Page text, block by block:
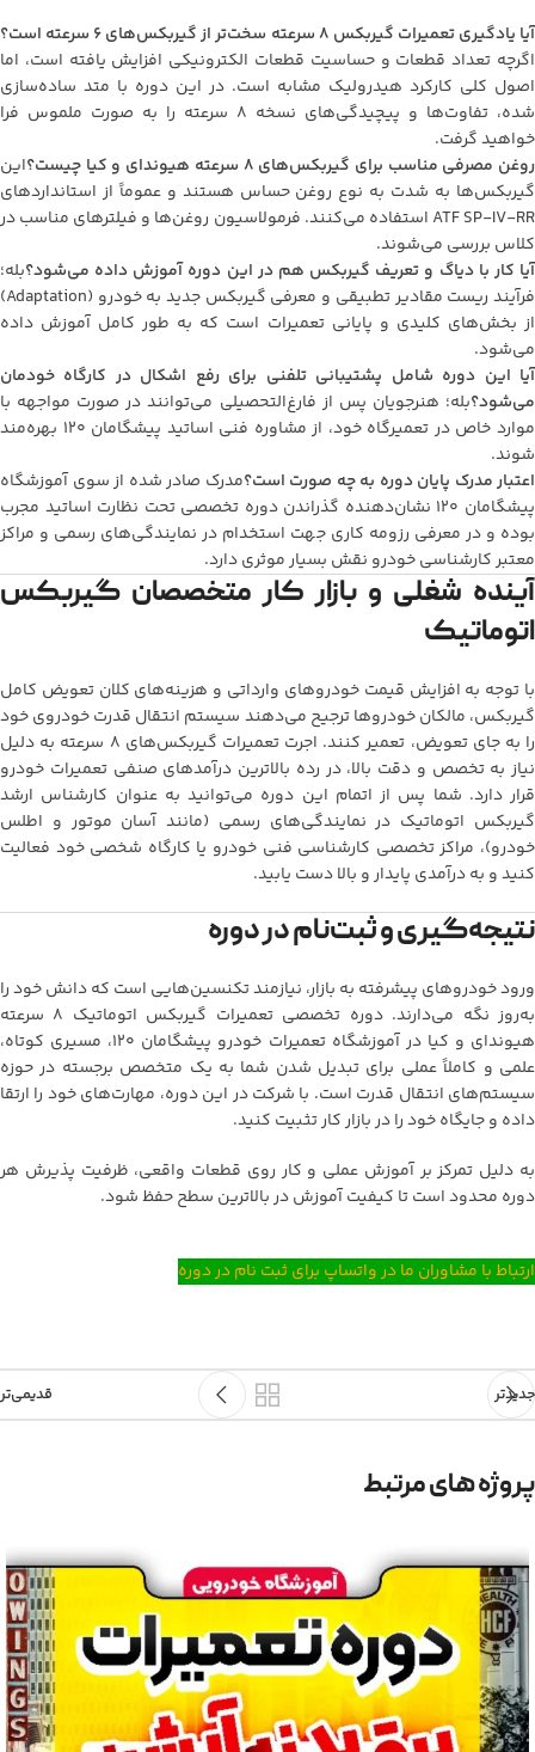
آیا یادگیری تعمیرات گیربکس ۸ سرعته سخت‌تر از گیربکس‌های ۶ سرعته است؟
اگرچه تعداد قطعات و حساسیت قطعات الکترونیکی افزایش یافته است، اما
اصول کلی کارکرد هیدرولیک مشابه است. در این دوره با متد ساده‌سازی
شده، تفاوت‌ها و پیچیدگی‌های نسخه ۸ سرعته را به صورت ملموس فرا
خواهید گرفت.
روغن مصرفی مناسب برای گیربکس‌های ۸ سرعته هیوندای و کیا چیست؟
این
گیربکس‌ها به شدت به نوع روغن حساس هستند و عموماً از استانداردهای
ATF SP-IV-RR استفاده می‌کنند. فرمولاسیون روغن‌ها و فیلترهای مناسب در
کلاس بررسی می‌شوند.
آیا کار با دیاگ و تعریف گیربکس هم در این دوره آموزش داده می‌شود؟بله؛
فرآیند ریست مقادیر تطبیقی و معرفی گیربکس جدید به خودرو (Adaptation)
از بخش‌های کلیدی و پایانی تعمیرات است که به طور کامل آموزش داده
می‌شود.
آیا این دوره شامل پشتیبانی تلفنی برای رفع اشکال در کارگاه خودمان
می‌شود؟بله؛ هنرجویان پس از فارغ‌التحصیلی می‌توانند در صورت مواجهه با
موارد خاص در تعمیرگاه خود، از مشاوره فنی اساتید پیشگامان ۱۲۰ بهره‌مند
شوند.
اعتبار مدرک پایان دوره به چه صورت است؟مدرک صادر شده از سوی آموزشگاه
پیشگامان ۱۲۰ نشان‌دهنده گذراندن دوره تخصصی تحت نظارت اساتید مجرب
بوده و در معرفی رزومه کاری جهت استخدام در نمایندگی‌های رسمی و مراکز
معتبر کارشناسی خودرو نقش بسیار موثری دارد.
آینده شغلی و بازار کار متخصصان گیربکس
اتوماتیک
با توجه به افزایش قیمت خودروهای وارداتی و هزینه‌های کلان تعویض کامل
گیربکس، مالکان خودروها ترجیح می‌دهند سیستم انتقال قدرت خودروی خود
را به جای تعویض، تعمیر کنند. اجرت تعمیرات گیربکس‌های ۸ سرعته به دلیل
نیاز به تخصص و دقت بالا، در رده بالاترین درآمدهای صنفی تعمیرات خودرو
قرار دارد. شما پس از اتمام این دوره می‌توانید به عنوان کارشناس ارشد
گیربکس اتوماتیک در نمایندگی‌های رسمی (مانند آسان موتور و اطلس
خودرو)، مراکز تخصصی کارشناسی فنی خودرو یا کارگاه شخصی خود فعالیت
کنید و به درآمدی پایدار و بالا دست یابید.
نتیجه‌گیری و ثبت‌نام در دوره
ورود خودروهای پیشرفته به بازار، نیازمند تکنسین‌هایی است که دانش خود را
به‌روز نگه می‌دارند. دوره تخصصی تعمیرات گیربکس اتوماتیک ۸ سرعته
هیوندای و کیا در آموزشگاه تعمیرات خودرو پیشگامان ۱۲۰، مسیری کوتاه،
علمی و کاملاً عملی برای تبدیل شدن شما به یک متخصص برجسته در حوزه
سیستم‌های انتقال قدرت است. با شرکت در این دوره، مهارت‌های خود را ارتقا
داده و جایگاه خود را در بازار کار تثبیت کنید.
به دلیل تمرکز بر آموزش عملی و کار روی قطعات واقعی، ظرفیت پذیرش هر
دوره محدود است تا کیفیت آموزش در بالاترین سطح حفظ شود.
ارتباط با مشاوران ما در واتساپ برای ثبت نام در دوره
جدیدتر قدیمی‌تر
پروژه های مرتبط